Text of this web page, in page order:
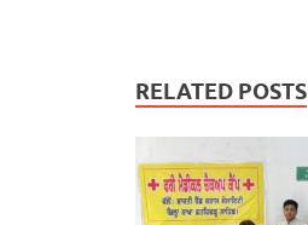
RELATED POSTS